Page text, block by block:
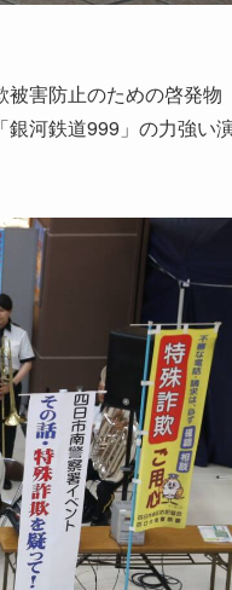
害防止のための啓発物
銀河鉄道999」の力強い